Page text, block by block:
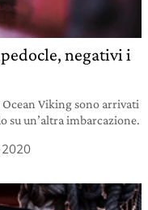
negativi i
Viking sono arrivati
su un’altra imbarcazione.
2020